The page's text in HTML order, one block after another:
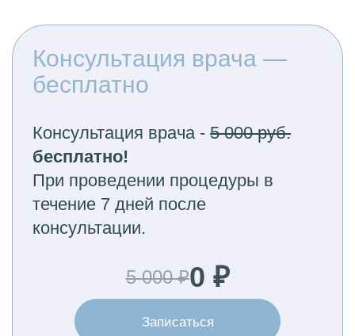
Консультация врача —
бесплатно
Консультация врача - 5 000 руб.
бесплатно!
При проведении процедуры в
течение 7 дней после
консультации.
5 000 ₽0 ₽
Записаться